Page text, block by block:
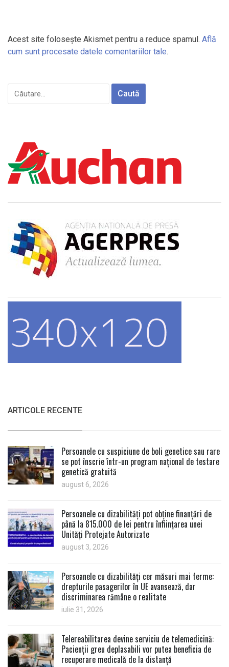
Acest site folosește Akismet pentru a reduce spamul. Află
cum sunt procesate datele comentariilor tale.
Caută
ARTICOLE RECENTE
Persoanele cu suspiciune de boli genetice sau rare
se pot înscrie într-un program național de testare
genetică gratuită
august 6, 2026
Persoanele cu dizabilități pot obține finanțări de
până la 815.000 de lei pentru înființarea unei
Unități Protejate Autorizate
august 3, 2026
Persoanele cu dizabilități cer măsuri mai ferme:
drepturile pasagerilor în UE avansează, dar
discriminarea rămâne o realitate
iulie 31, 2026
Telereabilitarea devine serviciu de telemedicină:
Pacienții greu deplasabili vor putea beneficia de
recuperare medicală de la distanță